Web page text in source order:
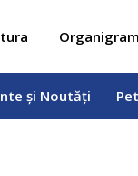
și Noutăți
și Noutăți